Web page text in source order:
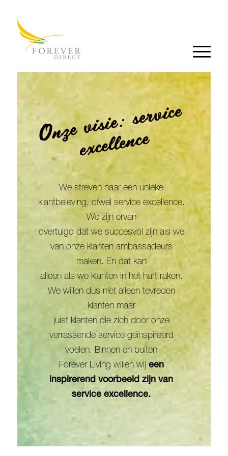
O
n
z
e
v
i
si
e
:
s
e
r
vi
c
e
e
x
c
ell
e
n
c
e
We streven naar een unieke
klantbeleving, ofwel service excellence.
We zijn ervan
overtuigd dat we succesvol zijn als we
van onze klanten ambassadeurs
maken. En dat kan
alleen als we klanten in het hart raken.
We willen dus niet alleen tevreden
klanten maar
juist klanten die zich door onze
verrassende service geïnspireerd
voelen. Binnen en buiten
Forever Living willen wij een
inspirerend voorbeeld zijn van
service excellence.